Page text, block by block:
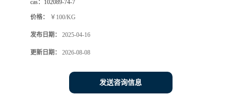
cas： 102089-74-7
价格： ￥100/KG
发布日期： 2025-04-16
更新日期： 2026-08-08
发送咨询信息